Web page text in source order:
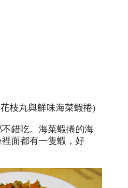
花枝丸與鮮味海菜蝦捲)
錯吃。海菜蝦捲的海
面都有一隻蝦，好